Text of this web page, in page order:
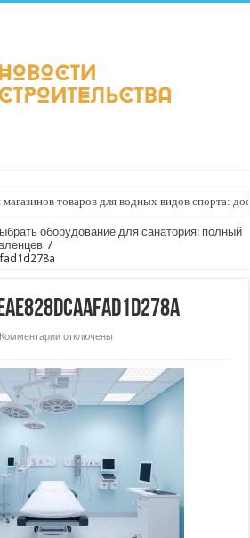
магазинов товаров для водных видов спорта:
формирование рейтинга курьеров по
оборудование для санатория: полный
/
Комментариикотключены